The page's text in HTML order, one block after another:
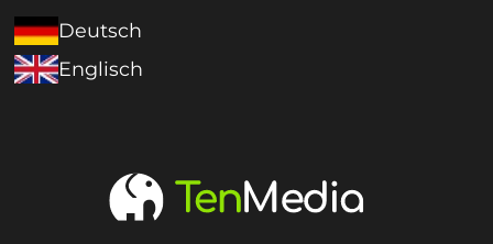
Deutsch
Englisch